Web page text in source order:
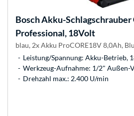
BoschAkku-Schlagschrauber
Professional, 18Volt
blau, 2x Akku ProCORE18V 8,0Ah,
Leistung/Spannung: Akku-Betrieb,
Werkzeug-Aufnahme: 1/2" Außen-
Drehzahl max.: 2.400 U/min